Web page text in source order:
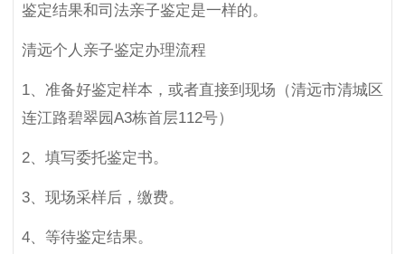
鉴定结果和司法亲子鉴定是一样的。
清远个人亲子鉴定办理流程
1、准备好鉴定样本，或者直接到现场（清远市清城区
连江路碧翠园A3栋首层112号）
2、填写委托鉴定书。
3、现场采样后，缴费。
4、等待鉴定结果。